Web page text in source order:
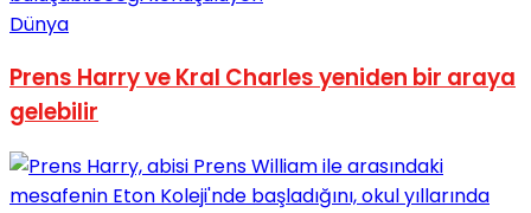
Dünya
Prens Harry ve Kral Charles yeniden bir araya
gelebilir